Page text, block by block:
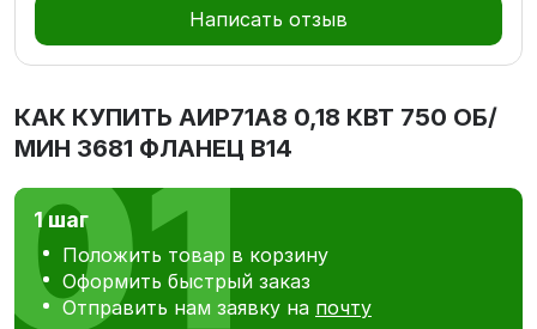
Написать отзыв
КАК КУПИТЬ АИР71А8 0,18 КВТ 750 ОБ/
МИН 3681 ФЛАНЕЦ В14
1 шаг
Положить товар в корзину
Оформить быстрый заказ
Отправить нам заявку на почту